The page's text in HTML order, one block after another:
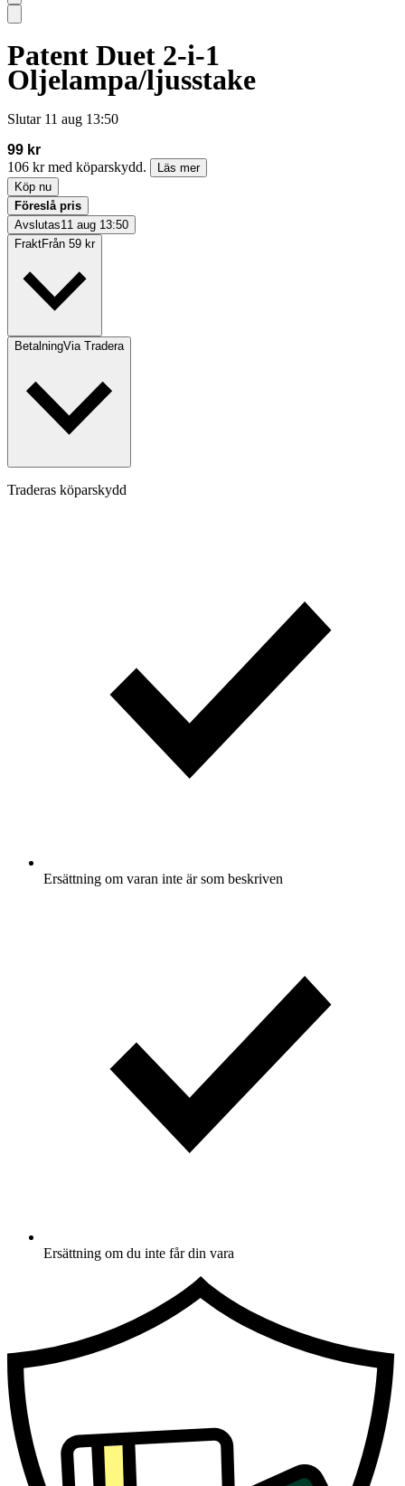
Patent Duet 2-i-1
Oljelampa/ljusstake
Slutar 11 aug 13:50
99 kr
106 kr med köparskydd.
Läs mer
Köp nu
Föreslå pris
Avslutas11 aug 13:50
FraktFrån 59 kr
BetalningVia Tradera
Traderas köparskydd
Ersättning om varan inte är som beskriven
Ersättning om du inte får din vara